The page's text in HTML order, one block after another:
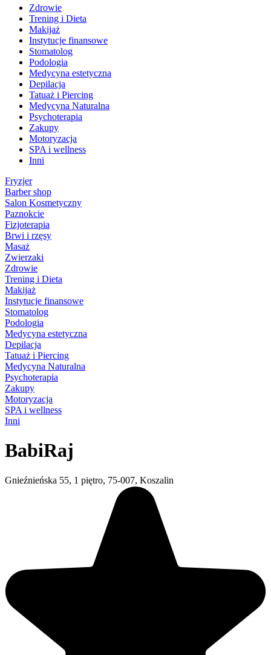
Zdrowie
Trening i Dieta
Makijaż
Instytucje finansowe
Stomatolog
Podologia
Medycyna estetyczna
Depilacja
Tatuaż i Piercing
Medycyna Naturalna
Psychoterapia
Zakupy
Motoryzacja
SPA i wellness
Inni
Fryzjer
Barber shop
Salon Kosmetyczny
Paznokcie
Fizjoterapia
Brwi i rzęsy
Masaż
Zwierzaki
Zdrowie
Trening i Dieta
Makijaż
Instytucje finansowe
Stomatolog
Podologia
Medycyna estetyczna
Depilacja
Tatuaż i Piercing
Medycyna Naturalna
Psychoterapia
Zakupy
Motoryzacja
SPA i wellness
Inni
BabiRaj
Gnieźnieńska 55, 1 piętro, 75-007, Koszalin